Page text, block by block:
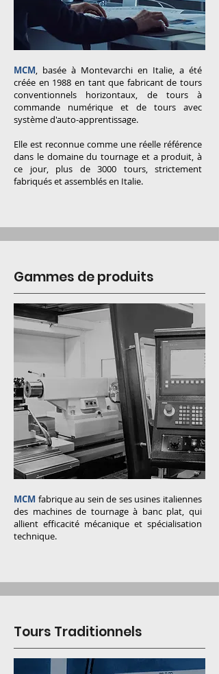
MCM, basée à Montevarchi en Italie, a été
créée en 1988 en tant que fabricant de tours
conventionnels horizontaux, de tours à
commande numérique et de tours avec
système d'auto-apprentissage.
Elle est reconnue comme une réelle référence
dans le domaine du tournage et a produit, à
ce jour, plus de 3000 tours, strictement
fabriqués et assemblés en Italie.
Gammes de produits
MCM fabrique au sein de ses usines italiennes
des machines de tournage à banc plat, qui
allient efficacité mécanique et spécialisation
technique.
Tours Traditionnels